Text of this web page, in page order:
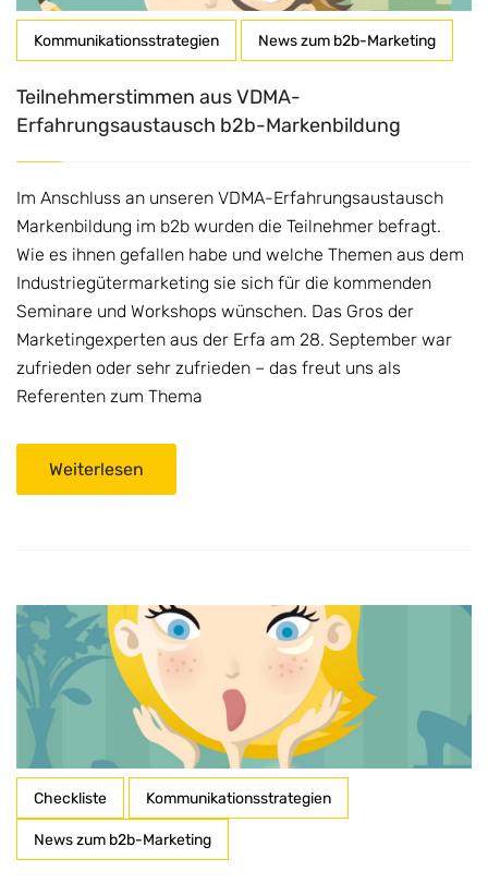
Kommunikationsstrategien News zum b2b-Marketing
Teilnehmerstimmen aus VDMA-
Erfahrungsaustausch b2b-Markenbildung
Im Anschluss an unseren VDMA-Erfahrungsaustausch
Markenbildung im b2b wurden die Teilnehmer befragt.
Wie es ihnen gefallen habe und welche Themen aus dem
Industriegütermarketing sie sich für die kommenden
Seminare und Workshops wünschen. Das Gros der
Marketingexperten aus der Erfa am 28. September war
zufrieden oder sehr zufrieden – das freut uns als
Referenten zum Thema
Weiterlesen
Checkliste Kommunikationsstrategien
News zum b2b-Marketing